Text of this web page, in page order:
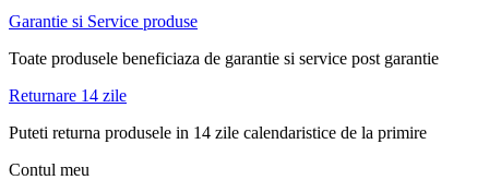
Garantie si Service produse
Toate produsele beneficiaza de garantie si service post garantie
Returnare 14 zile
Puteti returna produsele in 14 zile calendaristice de la primire
Contul meu